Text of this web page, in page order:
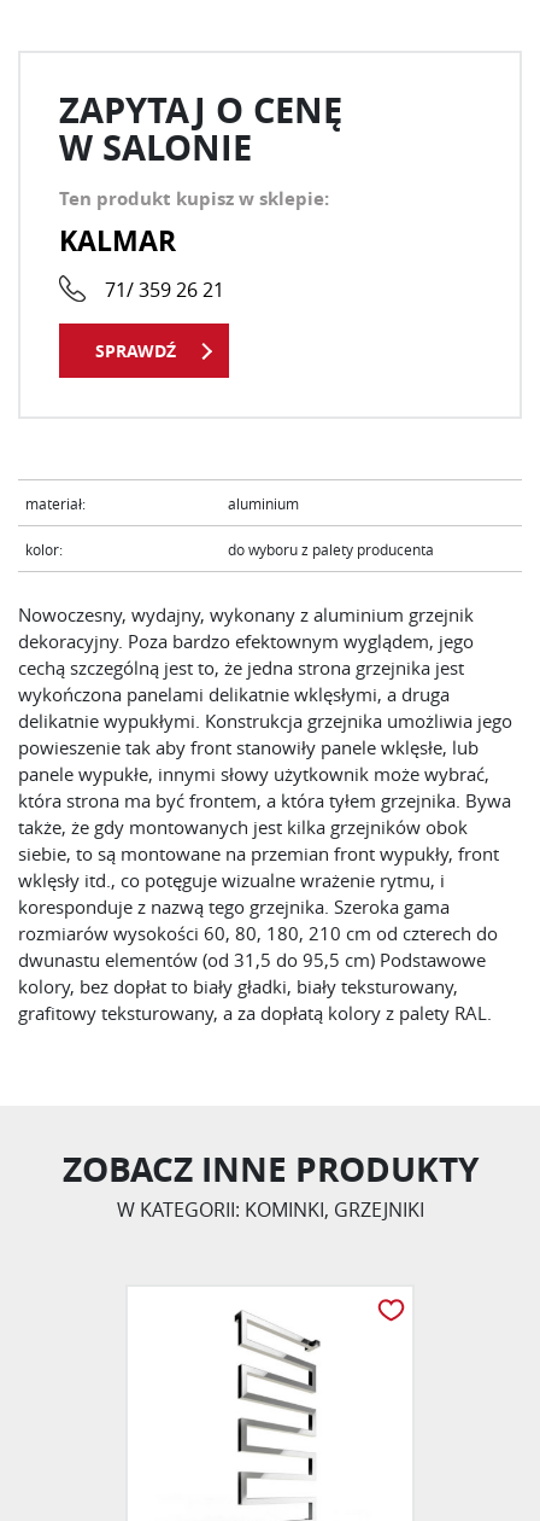
materiał: aluminium
kolor: do wyboru z palety producenta
Nowoczesny, wydajny, wykonany z aluminium grzejnik
dekoracyjny. Poza bardzo efektownym wyglądem, jego
cechą szczególną jest to, że jedna strona grzejnika jest
wykończona panelami delikatnie wklęsłymi, a druga
delikatnie wypukłymi. Konstrukcja grzejnika umożliwia jego
powieszenie tak aby front stanowiły panele wklęsłe, lub
panele wypukłe, innymi słowy użytkownik może wybrać,
która strona ma być frontem, a która tyłem grzejnika. Bywa
także, że gdy montowanych jest kilka grzejników obok
siebie, to są montowane na przemian front wypukły, front
wklęsły itd., co potęguje wizualne wrażenie rytmu, i
koresponduje z nazwą tego grzejnika. Szeroka gama
rozmiarów wysokości 60, 80, 180, 210 cm od czterech do
dwunastu elementów (od 31,5 do 95,5 cm) Podstawowe
kolory, bez dopłat to biały gładki, biały teksturowany,
grafitowy teksturowany, a za dopłatą kolory z palety RAL.
ZAPYTAJ O CENĘ
W SALONIE
Ten produkt kupisz w sklepie:
KALMAR
71/ 359 26 21
SPRAWDŹ
ZOBACZ INNE PRODUKTY
W KATEGORII: KOMINKI, GRZEJNIKI